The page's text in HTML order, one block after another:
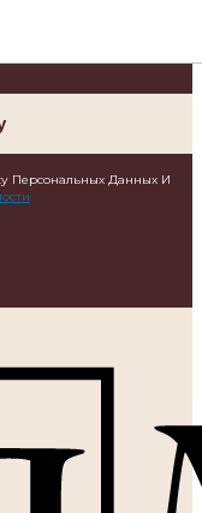
Персональных Данных И